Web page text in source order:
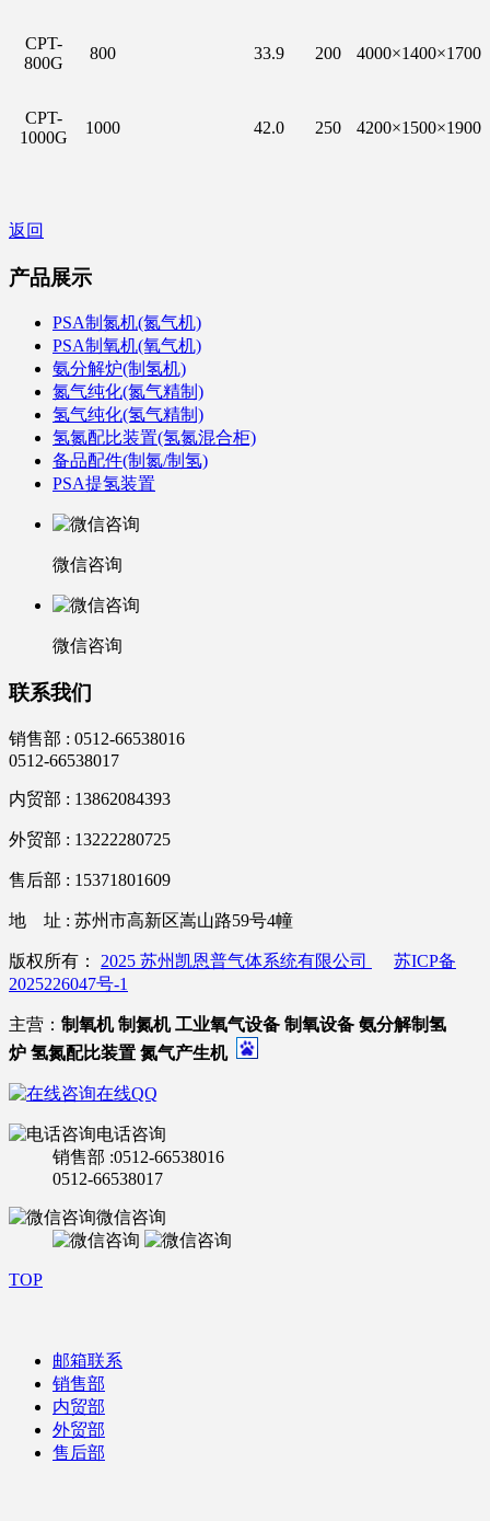
CPT-
800G
800 33.9 200 4000×1400×1700
CPT-
1000G
1000 42.0 250 4200×1500×1900
返回
产品展示
PSA制氮机(氮气机)
PSA制氧机(氧气机)
氨分解炉(制氢机)
氮气纯化(氮气精制)
氢气纯化(氢气精制)
氢氮配比装置(氢氮混合柜)
备品配件(制氮/制氢)
PSA提氢装置
微信咨询
微信咨询
联系我们
销售部 : 0512-66538016
0512-66538017
内贸部 : 13862084393
外贸部 : 13222280725
售后部 : 15371801609
地 址 : 苏州市高新区嵩山路59号4幢
版权所有： 2025 苏州凯恩普气体系统有限公司
苏ICP备
2025226047号-1
主营： 制氧机 制氮机 工业氧气设备 制氧设备 氨分解制氢
炉 氢氮配比装置 氮气产生机
在线QQ
电话咨询
销售部 :0512-66538016
0512-66538017
微信咨询
TOP
邮箱联系
销售部
内贸部
外贸部
售后部